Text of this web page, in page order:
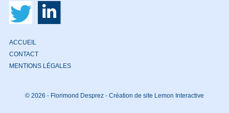
ACCUEIL
CONTACT
MENTIONS LÉGALES
© 2026 - Florimond Desprez - Création de site Lemon Interactive